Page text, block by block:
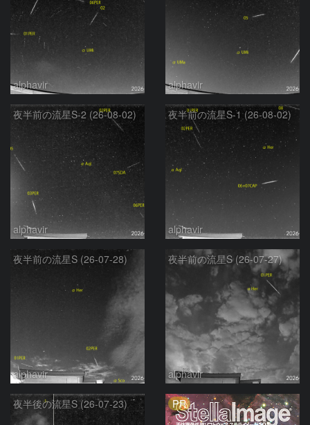
alphavir alphavir
夜半前の流星S-2 (26-08-02)
alphavir
夜半前の流星S-1 (26-08-02)
alphavir
夜半前の流星S (26-07-28)
alphavir
夜半前の流星S (26-07-27)
alphavir
夜半後の流星S (26-07-23) PR